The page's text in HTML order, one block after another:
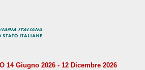
14 Giugno 2026 - 12 Dicembre 2026